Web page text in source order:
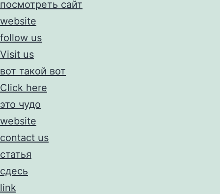
посмотреть сайт
website
follow us
Visit us
вот такой вот
Click here
это чудо
website
contact us
статья
сдесь
link